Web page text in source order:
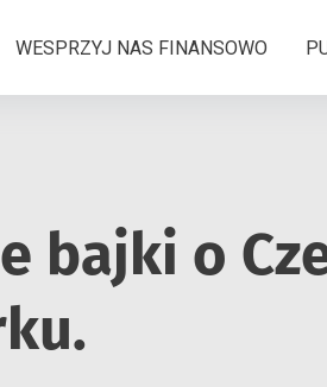
WESPRZYJ NAS FINANSOWO
bajki o